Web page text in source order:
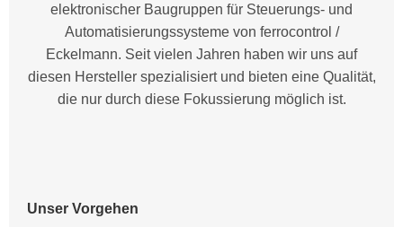
elektronischer Baugruppen für Steuerungs- und
Automatisierungssysteme von ferrocontrol /
Eckelmann. Seit vielen Jahren haben wir uns auf
diesen Hersteller spezialisiert und bieten eine Qualität,
die nur durch diese Fokussierung möglich ist.
Unser Vorgehen